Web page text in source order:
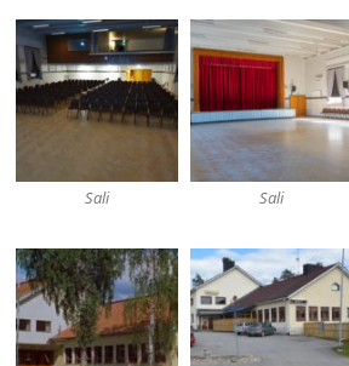
Sali Sali